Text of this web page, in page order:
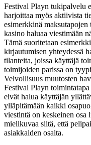
Festival Playn tukipalvelu
harjoittaa myös aktiivista
esimerkkinä
kasino haluaa viestimään
Tämä suoritetaan
kirjautumisen yhteydessä
tilanteita, joissa käyttäjä
toimijoiden parissa on
Velvollisuus muutosten
Festival Playn
eivät halua käyttäjän
ylläpitämään kaikki
viestintä on keskeinen osa
mielikuvaa siitä, että
asiakkaiden osalta.